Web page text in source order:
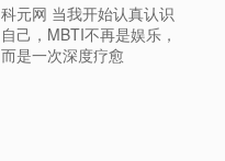
科元网 当我开始认真认识
自己，MBTI不再是娱乐，
而是一次深度疗愈